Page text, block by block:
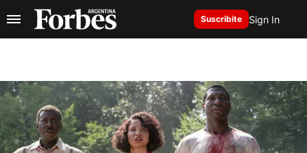
Suscribite Sign In